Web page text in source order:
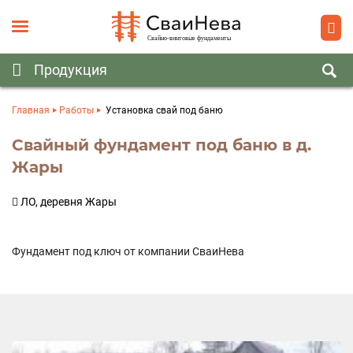
Главная Работы Установка свай под баню
Свайный фундамент под баню в д.
Жары
ЛО, деревня Жары
Фундамент под ключ от компании СваиНева